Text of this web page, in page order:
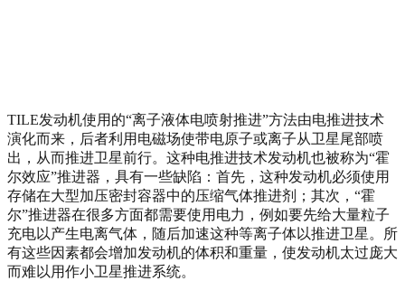
TILE发动机使用的“离子液体电喷射推进”方法由电推进技术
演化而来，后者利用电磁场使带电原子或离子从卫星尾部喷
出，从而推进卫星前行。这种电推进技术发动机也被称为“霍
尔效应”推进器，具有一些缺陷：首先，这种发动机必须使用
存储在大型加压密封容器中的压缩气体推进剂；其次，“霍
尔”推进器在很多方面都需要使用电力，例如要先给大量粒子
充电以产生电离气体，随后加速这种等离子体以推进卫星。所
有这些因素都会增加发动机的体积和重量，使发动机太过庞大
而难以用作小卫星推进系统。